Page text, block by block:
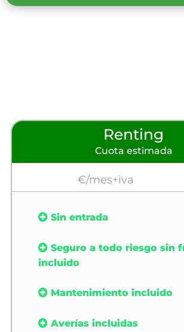
Renting
Cuota estimada
€/mes+iva
Sin entrada
Seguro a todo riesgo sin
incluido
Mantenimiento incluido
Averías incluidas